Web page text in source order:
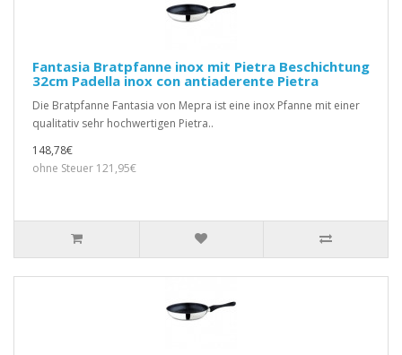
Fantasia Bratpfanne inox mit Pietra Beschichtung
32cm Padella inox con antiaderente Pietra
Die Bratpfanne Fantasia von Mepra ist eine inox Pfanne mit einer
qualitativ sehr hochwertigen Pietra..
148,78€
ohne Steuer 121,95€